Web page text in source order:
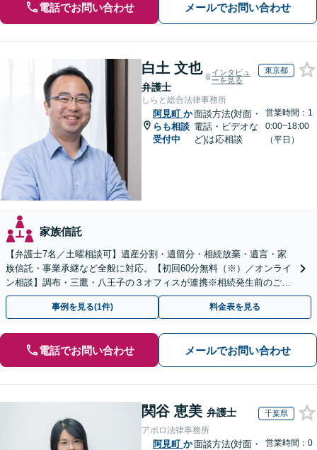
電話でお問い合わせ メールでお問い合わせ
白土 文也
弁護士
インタビュ
ーを見る
東京都
しらと総合法律事務所
阿見町 か
らも相談
受付中
面談方法(対面・
電話・ビデオな
ど)は応相談
営業時間：1
0:00~18:00
（平日）
家族信託
【弁護士7名／土曜相談可】遺産分割・遺留分・相続放棄・遺言・家
族信託・事業承継など全般に対応。【初回60分無料（※）／オンライ
ン相談】調布・三鷹・八王子の３オフィスが連携※相続発生前のご相
談など有料相談になるものもございます。
事例を見る(1件) 料金表を見る
電話でお問い合わせ メールでお問い合わせ
関谷 恵美 弁護士 千葉県
アポロ法律事務所
阿見町 か面談方法(対面・
営業時間：0